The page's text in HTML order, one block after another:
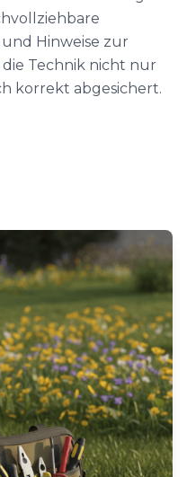
Hinweise zur
Technik nicht nur
korrekt abgesichert.